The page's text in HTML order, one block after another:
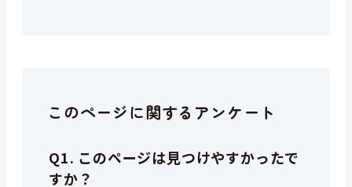
このページに関するアンケート